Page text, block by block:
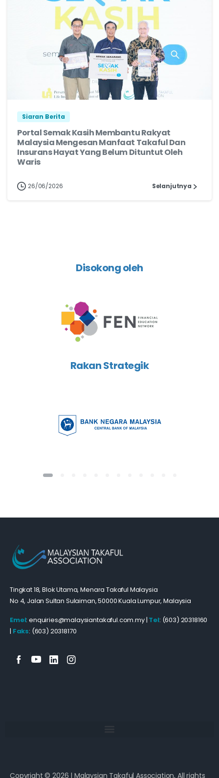
Siaran Berita
Portal Semak Kasih Membantu Rakyat
Malaysia Mengesan Manfaat Takaful Dan
Insurans Hayat Yang Belum Dituntut Oleh
Waris
26/06/2026 Selanjutnya
Disokong oleh
Rakan Strategik
Tingkat 18, Blok Utama, Menara Takaful Malaysia
No 4, Jalan Sultan Sulaiman, 50000 Kuala Lumpur, Malaysia
Emel: enquiries@malaysiantakaful.com.my | Tel: (603) 20318160
| Faks: (603) 20318170
Copyright © 2026 | Malaysian Takaful Association, All rights